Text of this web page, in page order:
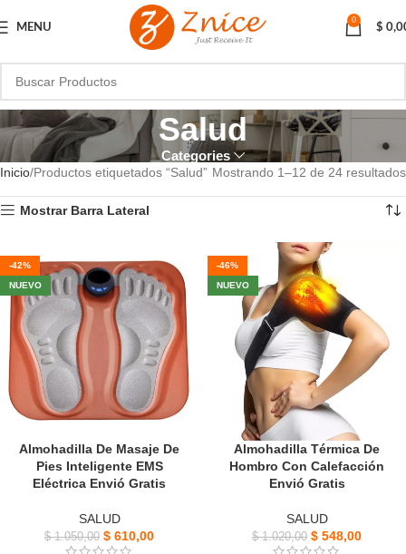
MENU
0
$
Salud
Categories
Inicio Productos etiquetados “Salud” Mostrando 1–12 de 24 resultados
Mostrar Barra Lateral
-42%
NUEVO
Almohadilla De Masaje De
Pies Inteligente EMS
Eléctrica Envió Gratis
SALUD
$1.050,00 $ 610,00
-46%
NUEVO
Almohadilla Térmica De
Hombro Con Calefacción
Envió Gratis
SALUD
$1.020,00 $ 548,00